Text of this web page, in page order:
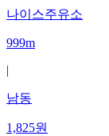
나이스주유소
999m
|
남동
1,825원